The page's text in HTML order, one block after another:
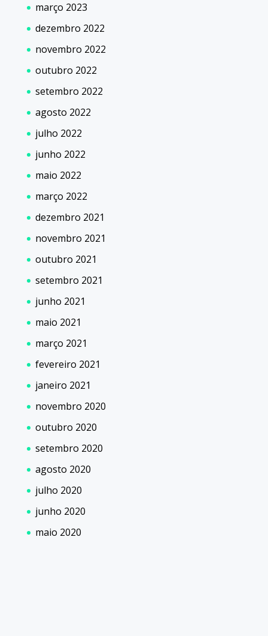
março 2023
dezembro 2022
novembro 2022
outubro 2022
setembro 2022
agosto 2022
julho 2022
junho 2022
maio 2022
março 2022
dezembro 2021
novembro 2021
outubro 2021
setembro 2021
junho 2021
maio 2021
março 2021
fevereiro 2021
janeiro 2021
novembro 2020
outubro 2020
setembro 2020
agosto 2020
julho 2020
junho 2020
maio 2020